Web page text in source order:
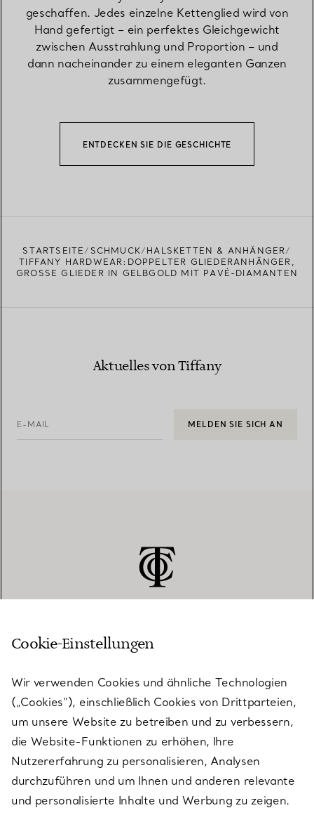
geschaffen. Jedes einzelne Kettenglied wird von
Hand gefertigt – ein perfektes Gleichgewicht
zwischen Ausstrahlung und Proportion – und
dann nacheinander zu einem eleganten Ganzen
zusammengefügt.
ENTDECKEN SIE DIE GESCHICHTE
STARTSEITE SCHMUCK
HALSKETTEN & ANHÄNGER
TIFFANY HARDWEAR:DOPPELTER GLIEDERANHÄNGER,
GROSSE GLIEDER IN GELBGOLD MIT PAVÉ-DIAMANTEN
Aktuelles von Tiffany
E-MAIL MELDEN SIE SICH AN
KUNDENSERVICE
SERVICES
ÜBER TIFFANY & CO.
Cookie-Einstellungen
Wir verwenden Cookies und ähnliche Technologien
(„Cookies“), einschließlich Cookies von Drittparteien,
um unsere Website zu betreiben und zu verbessern,
die Website-Funktionen zu erhöhen, Ihre
Nutzererfahrung zu personalisieren, Analysen
durchzuführen und um Ihnen und anderen relevante
und personalisierte Inhalte und Werbung zu zeigen.